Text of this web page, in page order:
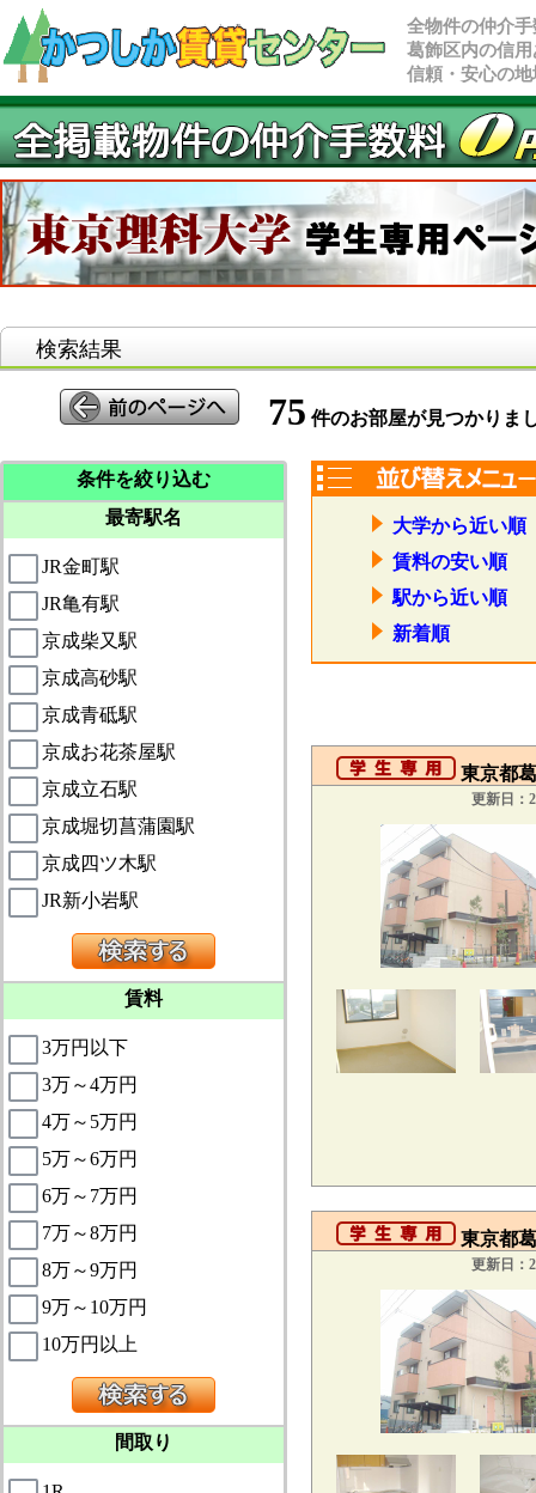
全物件の仲介
葛飾区内の信
信頼・安心の
検索結果
75 件のお部屋が見つかりま
条件を絞り込む
最寄駅名
JR金町駅
JR亀有駅
京成柴又駅
京成高砂駅
京成青砥駅
京成お花茶屋駅
京成立石駅
京成堀切菖蒲園駅
京成四ツ木駅
JR新小岩駅
賃料
3万円以下
3万～4万円
4万～5万円
5万～6万円
6万～7万円
7万～8万円
8万～9万円
9万～10万円
10万円以上
間取り
大学から近い順
賃料の安い順
駅から近い順
新着順
東京都
更新日：
東京都
更新日：